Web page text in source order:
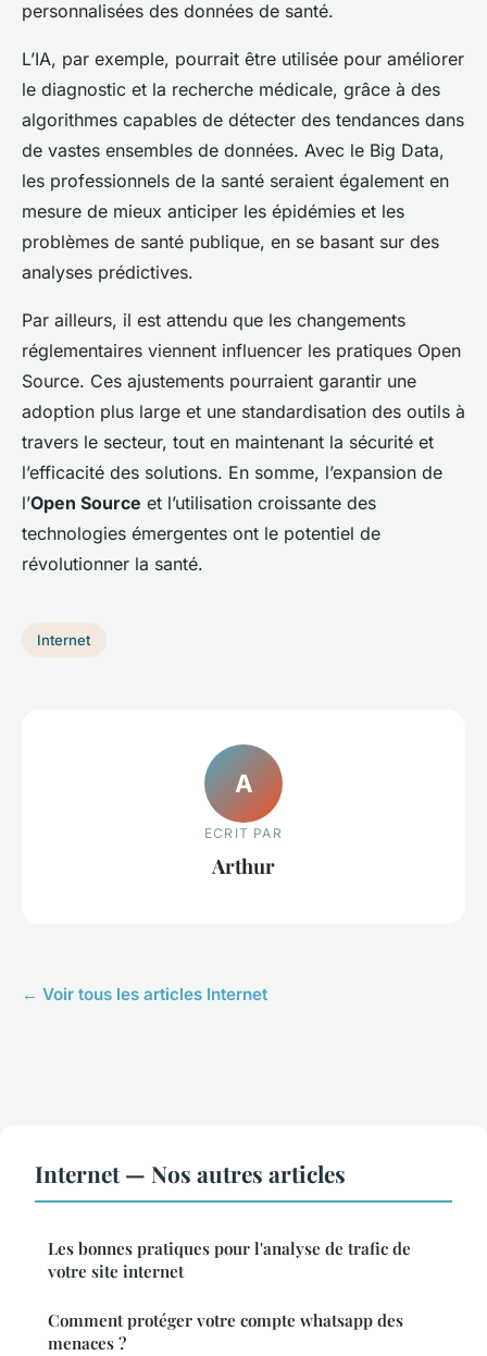
personnalisées des données de santé.
L’IA, par exemple, pourrait être utilisée pour améliorer
le diagnostic et la recherche médicale, grâce à des
algorithmes capables de détecter des tendances dans
de vastes ensembles de données. Avec le Big Data,
les professionnels de la santé seraient également en
mesure de mieux anticiper les épidémies et les
problèmes de santé publique, en se basant sur des
analyses prédictives.
Par ailleurs, il est attendu que les changements
réglementaires viennent influencer les pratiques Open
Source. Ces ajustements pourraient garantir une
adoption plus large et une standardisation des outils à
travers le secteur, tout en maintenant la sécurité et
l’efficacité des solutions. En somme, l’expansion de
l’Open Source et l’utilisation croissante des
technologies émergentes ont le potentiel de
révolutionner la santé.
Internet
A
ECRIT PAR
Arthur
← Voir tous les articles Internet
Internet — Nos autres articles
Les bonnes pratiques pour l'analyse de trafic de
votre site internet
Comment protéger votre compte whatsapp des
menaces ?